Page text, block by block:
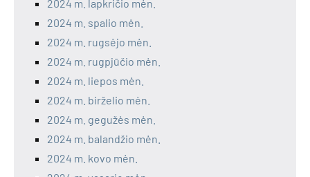
2024 m. lapkričio mėn.
2024 m. spalio mėn.
2024 m. rugsėjo mėn.
2024 m. rugpjūčio mėn.
2024 m. liepos mėn.
2024 m. birželio mėn.
2024 m. gegužės mėn.
2024 m. balandžio mėn.
2024 m. kovo mėn.